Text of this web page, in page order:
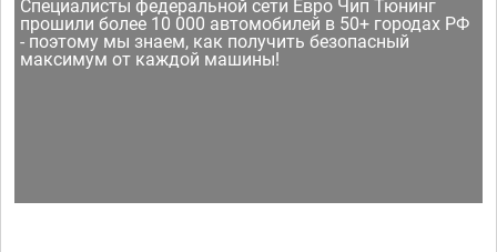
Специалисты федеральной сети Евро Чип Тюнинг
прошили более 10 000 автомобилей в 50+ городах РФ
- поэтому мы знаем, как получить безопасный
максимум от каждой машины!